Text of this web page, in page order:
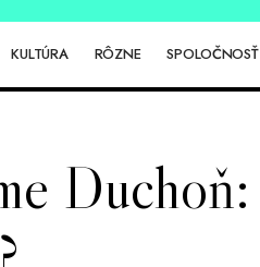
KULTÚRA RÔZNE SPOLOČNOSŤ
Duchoň: